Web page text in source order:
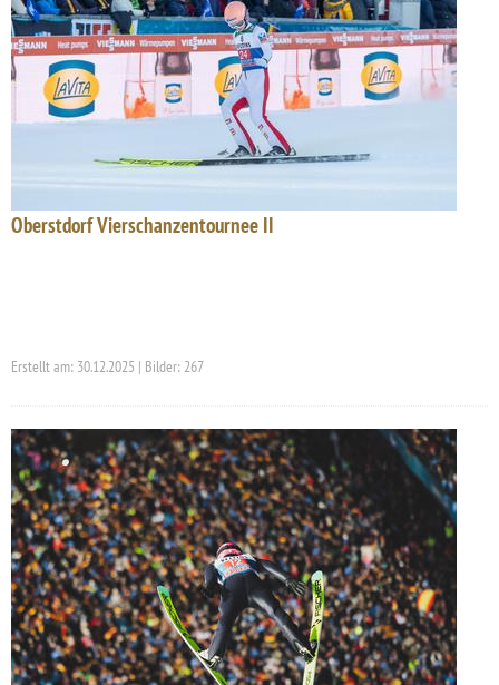
Oberstdorf Vierschanzentournee II
Erstellt am: 30.12.2025 | Bilder: 267